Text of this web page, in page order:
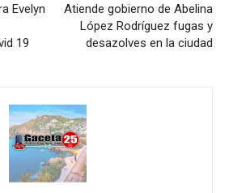
Evelyn
19
Atiende gobierno de Abelina
López Rodríguez fugas y
desazolves en la ciudad